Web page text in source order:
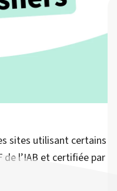
sites utilisant certains
l’IAB et certifiée par